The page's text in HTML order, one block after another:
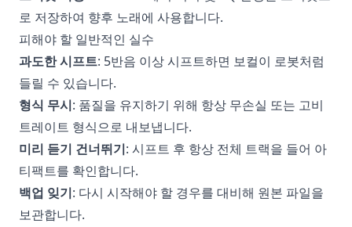
로 저장하여 향후 노래에 사용합니다.
피해야 할 일반적인 실수
과도한 시프트: 5반음 이상 시프트하면 보컬이 로봇처럼
들릴 수 있습니다.
형식 무시: 품질을 유지하기 위해 항상 무손실 또는 고비
트레이트 형식으로 내보냅니다.
미리 듣기 건너뛰기: 시프트 후 항상 전체 트랙을 들어 아
티팩트를 확인합니다.
백업 잊기: 다시 시작해야 할 경우를 대비해 원본 파일을
보관합니다.